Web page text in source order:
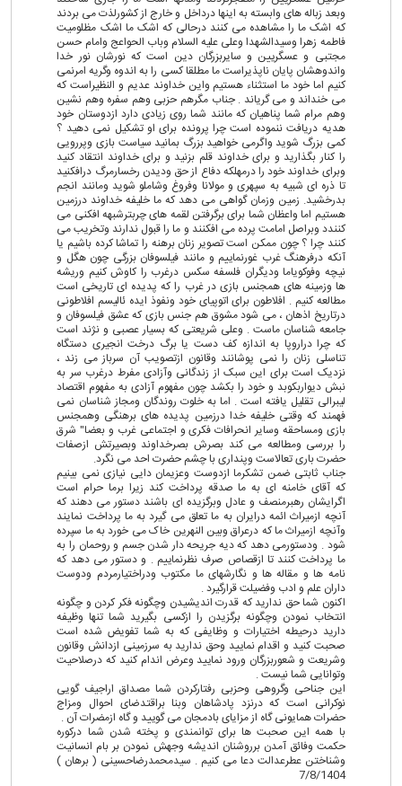
وبعد زباله های وابسته به اینها درداخل و خارج از کشورلذت می بردند
که اشک ما را مشاهده می کنند درحالی که اشک ما اشک مظلومیت
فاطمه زهرا وسیدالشهدا وعلی علیه السلام وباب الحواعج وامام حسن
مجتبی و عسگریین و سایربزرگان دین است که نورشان نور خدا
واندوهشان پایان ناپذیراست ما مطلقا کسی را به اندوه وگریه امرنمی
کنیم اما خود ما استثناء هستیم واین خداوند عدیم و النظیراست که
می خنداند و می گریاند . جناب مگرهم حزبی وهم سفره وهم نشین
وهم مرام شما پناهیان که مانند شما روی زیادی دارد ازدوستان خود
هدیه دریافت ننموده است چرا پرونده برای او تشکیل نمی دهید ؟
کمی بزرگ شوید واگرمی خواهید بزرگ بمانید سیاست بازی وپررویی
را کنار بگذارید و برای خداوند قلم بزنید و برای خداوند انتقاد کنید
وبرای خداوند خود را درمهلکه دفاع از حق ودیدن رخسارمرگ درافکنید
تا ذره ای شبیه به سپهری و مولانا وفروغ وشاملو شوید ومانند انجم
بدرخشید. زمین وزمان گواهی می دهد که ما خلیفه خداوند درزمین
هستیم اما واعظان شما برای برگرفتن لقمه های چربترشبهه افکنی می
کنندد وبراصل امامت پرده می افکنند و ما را قبول ندارند وتخریب می
کنند چرا ؟ چون ممکن است تصویر زنان برهنه را تماشا کرده باشیم یا
آنکه درفرهنگ غرب غورنماییم و مانند فیلسوفان بزرگی چون هگل و
نیچه وفوکویاما ودیگران فلسفه سکس درغرب را کاوش کنیم وریشه
ها وزمینه های همجنس بازی در غرب را که پدیده ای تاریخی است
مطالعه کنیم . افلاطون برای اتوپیای خود ونفوذ ایده ئالیسم افلاطونی
درتاریخ اذهان ، می شود مشوق هم جنس بازی که عشق فیلسوفان و
جامعه شناسان ماست . وعلی شریعتی که بسیار عصبی و نژند است
که چرا دراروپا به اندازه کف دست یا برگ درخت انجیری دستگاه
تناسلی زنان را نمی پوشانند وقانون ازتصویب آن سرباز می زند ،
نزدیک است برای این سبک از زندگانی وآزادی مفرط درغرب سر به
نبش دیواربکوبد و خود را بکشد چون مفهوم آزادی به مفهوم اقتصاد
لیبرالی تقلیل یافته است . اما به خلوت روندگان ومجاز شناسان نمی
فهمند که وقتی خلیفه خدا درزمین پدیده های برهنگی وهمجنس
بازی ومساحقه وسایر انحرافات فکری و اجتماعی غرب و بعضا" شرق
را بررسی ومطالعه می کند بصرش بصرخداوند وبصیرتش ازصفات
حضرت باری تعالاست وپنداری با چشم حضرت احد می نگرد.
جناب ثابتی ضمن تشکرما ازدوست وعزیمان دایی نیازی نمی بینیم
که آقای خامنه ای به ما صدقه پرداخت کند زیرا برما حرام است
اگرایشان رهبرمنصف و عادل وبرگزیده ای باشند دستور می دهند که
آنچه ازمیراث ائمه درایران به ما تعلق می گیرد به ما پرداخت نمایند
وآنچه ازمیراث ما که درعراق وبین النهرین خاک می خورد به ما سپرده
شود . ودستورمی دهد که دیه جریحه دار شدن جسم و روحمان را به
ما پرداخت کنند تا ازقصاص صرف نظرنماییم . و دستور می دهد که
نامه ها و مقاله ها و نگارشهای ما مکتوب ودراختیارمردم ودوست
داران علم و ادب وفضیلت قرارگیرد .
اکنون شما حق ندارید که قدرت اندیشیدن وچگونه فکر کردن و چگونه
انتخاب نمودن وچگونه برگزیدن را ازکسی بگیرید شما تنها وظیفه
دارید درحیطه اختیارات و وظایفی که به شما تفویض شده است
صحبت کنید و اقدام نمایید وحق ندارید به سرزمینی ازدانش وقانون
وشریعت و شعوربزرگان ورود نمایید وعرض اندام کنید که درصلاحیت
وتوانایی شما نیست .
این جناحی وگروهی وحزبی رفتارکردن شما مصداق اراجیف گویی
نوکرانی است که درنزد پادشاهان وبنا براقتدضای احوال ومزاج
حضرات همایونی گاه از مزایای بادمجان می گویید و گاه ازمضرات آن .
با همه این صحبت ها برای توانمندی و پخته شدن شما درکوره
حکمت وفائق آمدن برروشنان اندیشه وجهش نمودن بر بام انسانیت
وشناختن عطرعدالت دعا می کنیم . سیدمحمدرضاحسینی ( برهان )
7/8/1404